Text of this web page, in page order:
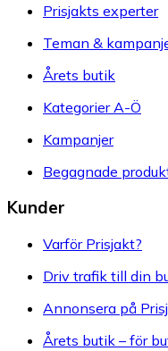
Prisjakts experter
Teman &
Årets butik
Kategorier A-Ö
Kampanjer
Begagnade
Kunder
Varför Prisjakt?
Driv trafik till din
Annonsera på
Årets butik – för